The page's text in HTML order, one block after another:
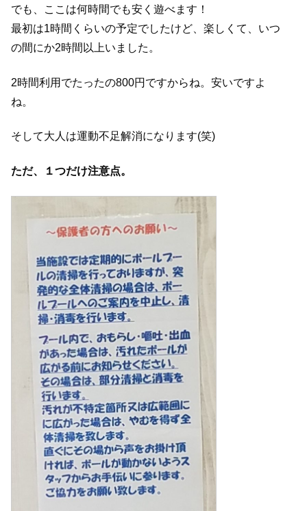
でも、ここは何時間でも安く遊べます！
最初は1時間くらいの予定でしたけど、楽しくて、いつ
の間にか2時間以上いました。
2時間利用でたったの800円ですからね。安いですよ
ね。
そして大人は運動不足解消になります(笑)
ただ、１つだけ注意点。